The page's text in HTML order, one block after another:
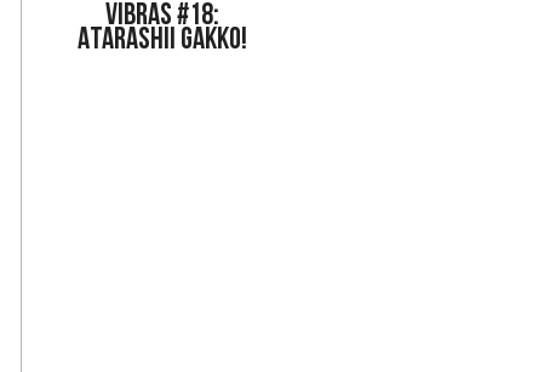
Vibras #18:
ATARASHII GAKKO!